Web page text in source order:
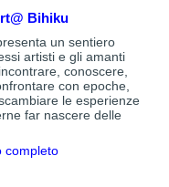
Bihiku
un sentiero
artisti e gli amanti
conoscere,
con epoche,
le esperienze
far nascere delle
completo